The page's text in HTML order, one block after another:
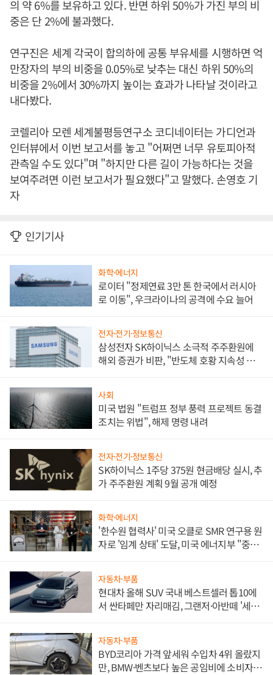
의 약 6%를 보유하고 있다. 반면 하위 50%가 가진 부의 비
중은 단 2%에 불과했다.
연구진은 세계 각국이 합의하에 공통 부유세를 시행하면 억
만장자의 부의 비중을 0.05%로 낮추는 대신 하위 50%의
비중을 2%에서 30%까지 높이는 효과가 나타날 것이라고
내다봤다.
코렐리아 모렌 세계불평등연구소 코디네이터는 가디언과
인터뷰에서 이번 보고서를 놓고 "어쩌면 너무 유토피아적
관측일 수도 있다"며 "하지만 다른 길이 가능하다는 것을
보여주려면 이런 보고서가 필요했다"고 말했다. 손영호 기
자
인기기사
화학·에너지
로이터 "정제연료 3만 톤 한국에서 러시아
로 이동", 우크라이나의 공격에 수요 늘어
전자·전기·정보통신
삼성전자 SK하이닉스 소극적 주주환원에
해외 증권가 비판, "반도체 호황 지속성 의
사회
미국 법원 "트럼프 정부 풍력 프로젝트 동결
조치는 위법", 해제 명령 내려
전자·전기·정보통신
SK하이닉스 1주당 375원 현금배당 실시, 추
가 주주환원 계획 9월 공개 예정
화학·에너지
'한수원 협력사' 미국 오클로 SMR 연구용 원
자로 '임계 상태' 도달, 미국 에너지부 "중요
자동차·부품
현대차 올해 SUV 국내 베스트셀러 톱10에
서 싼타페만 자리매김, 그랜저·아반떼 '세단
자동차·부품
BYD코리아 가격 앞세워 수입차 4위 올랐지
만, BMW·벤츠보다 높은 공임비에 소비자